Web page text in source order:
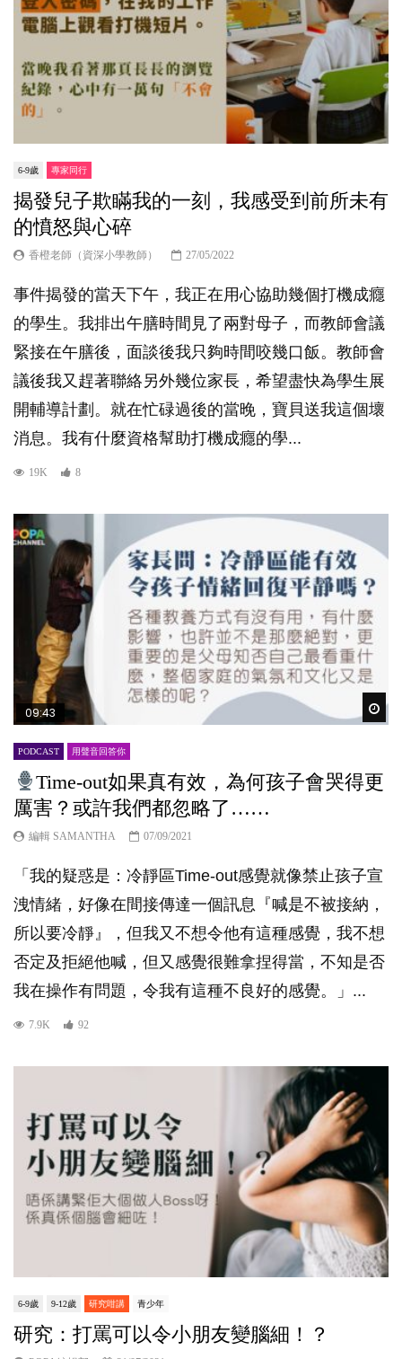
6-9歲 專家同行
揭發兒子欺瞞我的一刻，我感受到前所未有
的憤怒與心碎
香橙老師（資深小學教師） 27/05/2022
事件揭發的當天下午，我正在用心協助幾個打機成癮
的學生。我排出午膳時間見了兩對母子，而教師會議
緊接在午膳後，面談後我只夠時間咬幾口飯。教師會
議後我又趕著聯絡另外幾位家長，希望盡快為學生展
開輔導計劃。就在忙碌過後的當晚，寶貝送我這個壞
消息。我有什麼資格幫助打機成癮的學...
19K 8
09:43
PODCAST 用聲音回答你
Time-out如果真有效，為何孩子會哭得更
厲害？或許我們都忽略了……
編輯 SAMANTHA 07/09/2021
「我的疑惑是：冷靜區Time-out感覺就像禁止孩子宣
洩情緒，好像在間接傳達一個訊息『喊是不被接納，
所以要冷靜』，但我又不想令他有這種感覺，我不想
否定及拒絕他喊，但又感覺很難拿捏得當，不知是否
我在操作有問題，令我有這種不良好的感覺。」...
7.9K 92
6-9歲 9-12歲 研究咁講 青少年
研究：打罵可以令小朋友變腦細！？